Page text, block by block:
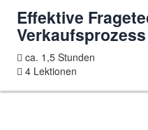
Effektive
Verkaufsprozess
ca. 1,5 Stunden
4 Lektionen